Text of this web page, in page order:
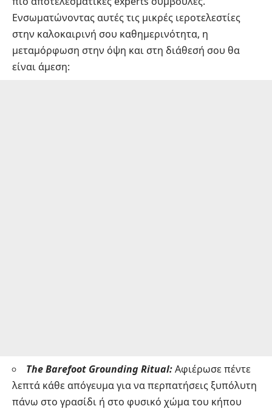
Ενσωματώνοντας αυτές τις μικρές ιεροτελεστίες
στην καλοκαιρινή σου καθημερινότητα, η
μεταμόρφωση στην όψη και στη διάθεσή σου θα
είναι άμεση:
The Barefoot Grounding Ritual:Αφιέρωσε πέντε
λεπτά κάθε απόγευμα για να περπατήσεις ξυπόλυτη
πάνω στο γρασίδι ή στο φυσικό χώμα του κήπου